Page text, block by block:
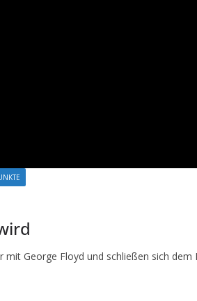
mit George Floyd und schließen sich dem